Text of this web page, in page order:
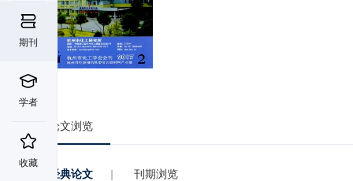
期刊
学者
收藏
论文浏览
经典论文 | 刊期浏览